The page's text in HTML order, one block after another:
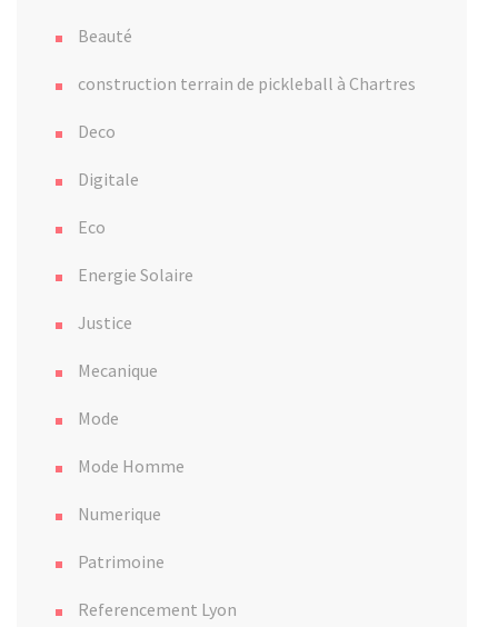
Beauté
construction terrain de pickleball à Chartres
Deco
Digitale
Eco
Energie Solaire
Justice
Mecanique
Mode
Mode Homme
Numerique
Patrimoine
Referencement Lyon